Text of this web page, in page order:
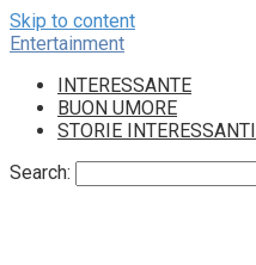
Skip to content
Entertainment
INTERESSANTE
BUON UMORE
STORIE INTERESSANTI
Search: